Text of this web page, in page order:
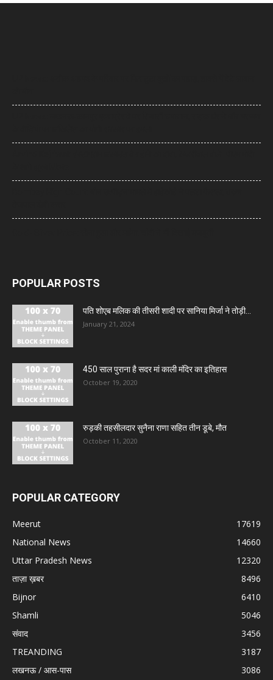
POPULAR POSTS
पति शोएब मलिक की तीसरी शादी पर सानिया मिर्जा ने तोड़ी...
January 21, 2024
450 साल पुराना है सदर मां काली मंदिर का इतिहास
October 19, 2020
रुड़की तहसीलदार सुनैना राणा सहित तीन डूबे, मौत
October 11, 2020
POPULAR CATEGORY
Meerut
17619
National News
14660
Uttar Pradesh News
12320
ताज़ा ख़बर
8496
Bijnor
6410
Shamli
5046
संवाद
3456
TREANDING
3187
लखनऊ / आस-पास
3086